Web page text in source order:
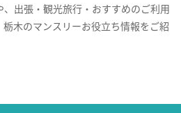
、出張・観光旅行・おすすめのご利用
栃木のマンスリーお役立ち情報をご紹